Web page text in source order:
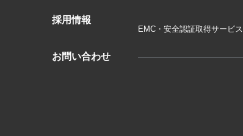
採用情報
お問い合わせ
EMC・安全認証取得サービス